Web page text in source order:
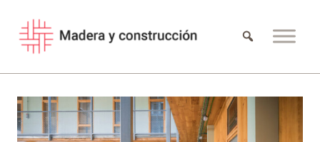
contenido